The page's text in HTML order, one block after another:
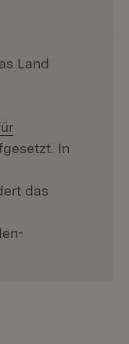
Land
In
das